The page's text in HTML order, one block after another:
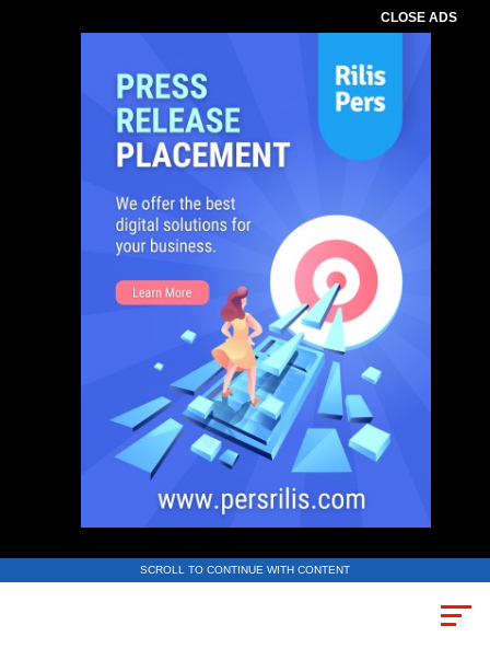
CLOSE ADS
SCROLL TO CONTINUE WITH CONTENT